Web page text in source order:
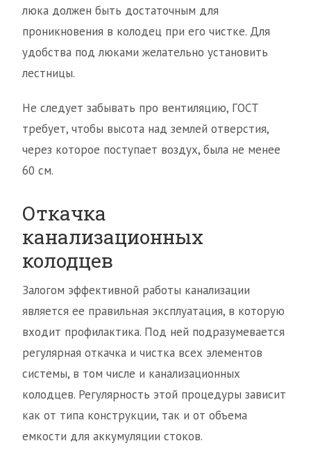
люка должен быть достаточным для
проникновения в колодец при его чистке. Для
удобства под люками желательно установить
лестницы.
Не следует забывать про вентиляцию, ГОСТ
требует, чтобы высота над землей отверстия,
через которое поступает воздух, была не менее
60 см.
Откачка
канализационных
колодцев
Залогом эффективной работы канализации
является ее правильная эксплуатация, в которую
входит профилактика. Под ней подразумевается
регулярная откачка и чистка всех элементов
системы, в том числе и канализационных
колодцев. Регулярность этой процедуры зависит
как от типа конструкции, так и от объема
емкости для аккумуляции стоков.